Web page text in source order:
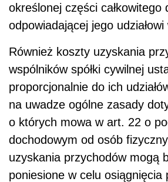
określonej części całkowitego
odpowiadającej jego
Również koszty uzyskania
wspólników spółki cywilnej
proporcjonalnie do ich
na uwadze ogólne zasady
o których mowa w art. 22 o
dochodowym od osób
uzyskania przychodów mogą
poniesione w celu osiągnięcia